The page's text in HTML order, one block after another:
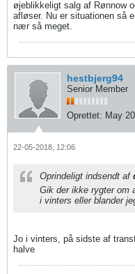
øjeblikkeligt salg af Rønnow
afløser. Nu er situationen så
nær så meget.
hestbjerg94
Senior Member
Oprettet: May
22-05-2018, 12:06
Oprindeligt indsendt af
Gik der ikke rygter om
i vinters eller blander
Jo i vinters, på sidste af
halve